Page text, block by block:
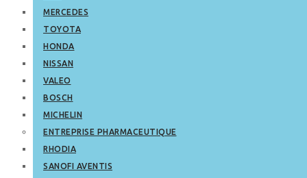
MERCEDES
TOYOTA
HONDA
NISSAN
VALEO
BOSCH
MICHELIN
ENTREPRISE PHARMACEUTIQUE
RHODIA
SANOFI AVENTIS